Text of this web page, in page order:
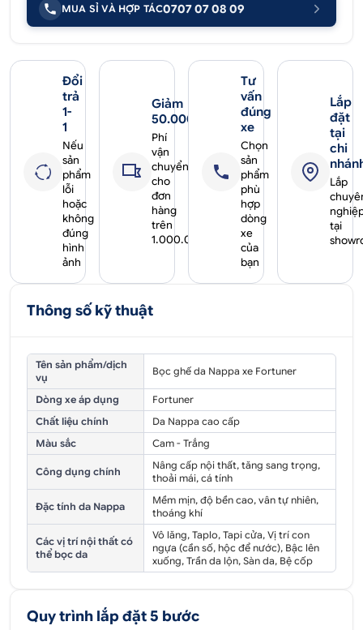
MUA SỈ VÀ HỢP TÁC0707 07 08 09
Đổi
trả
1-
1
Nếu
sản
phẩm
lỗi
hoặc
không
đúng
hình
ảnh
Giảm
50.000₫
Phí
vận
chuyển
cho
đơn
hàng
trên
1.000.000₫
Tư
vấn
đúng
xe
Chọn
sản
phẩm
phù
hợp
dòng
xe
của
bạn
Lắp
đặt
tại
chi
Lắp
tại
Thông số kỹ thuật
Tên sản phẩm/dịch
vụ
Bọc ghế da Nappa xe Fortuner
Dòng xe áp dụng
Fortuner
Chất liệu chính
Da Nappa cao cấp
Màu sắc
Cam - Trắng
Công dụng chính
Nâng cấp nội thất, tăng sang trọng,
thoải mái, cá tính
Đặc tính da Nappa
Mềm mịn, độ bền cao, vân tự nhiên,
thoáng khí
Các vị trí nội thất có
thể bọc da
Vô lăng, Taplo, Tapi cửa, Vị trí con
ngựa (cần số, hộc để nước), Bậc lên
xuống, Trần da lộn, Sàn da, Bệ cốp
Quy trình lắp đặt 5 bước